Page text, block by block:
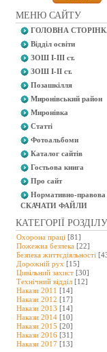
МЕНЮ САЙТУ
ГОЛОВНА
Відділ освіти
ЗОШ І-ІІІ ст.
ЗОШ І-ІІ ст.
Позашкілля
Миронівський район
Миронівка
Статті
Фотоальбоми
Каталог сайтів
Гостьова книга
Про сайт
Нормативно-правова
СКАЧАТИ ФАЙЛИ
КАТЕГОРІЇ РОЗДІЛУ
Охорона праці [81]
Пожежна безпека [22]
Безпека життєдіяльності
Дорожній рух [15]
Цивільний захист [30]
Технічний відділ [12]
Накази 2011 [14]
Накази 2012 [17]
Накази 2013 [14]
Накази 2014 [10]
Накази 2015 [20]
Накази 2016 [31]
Накази 2017 [13]